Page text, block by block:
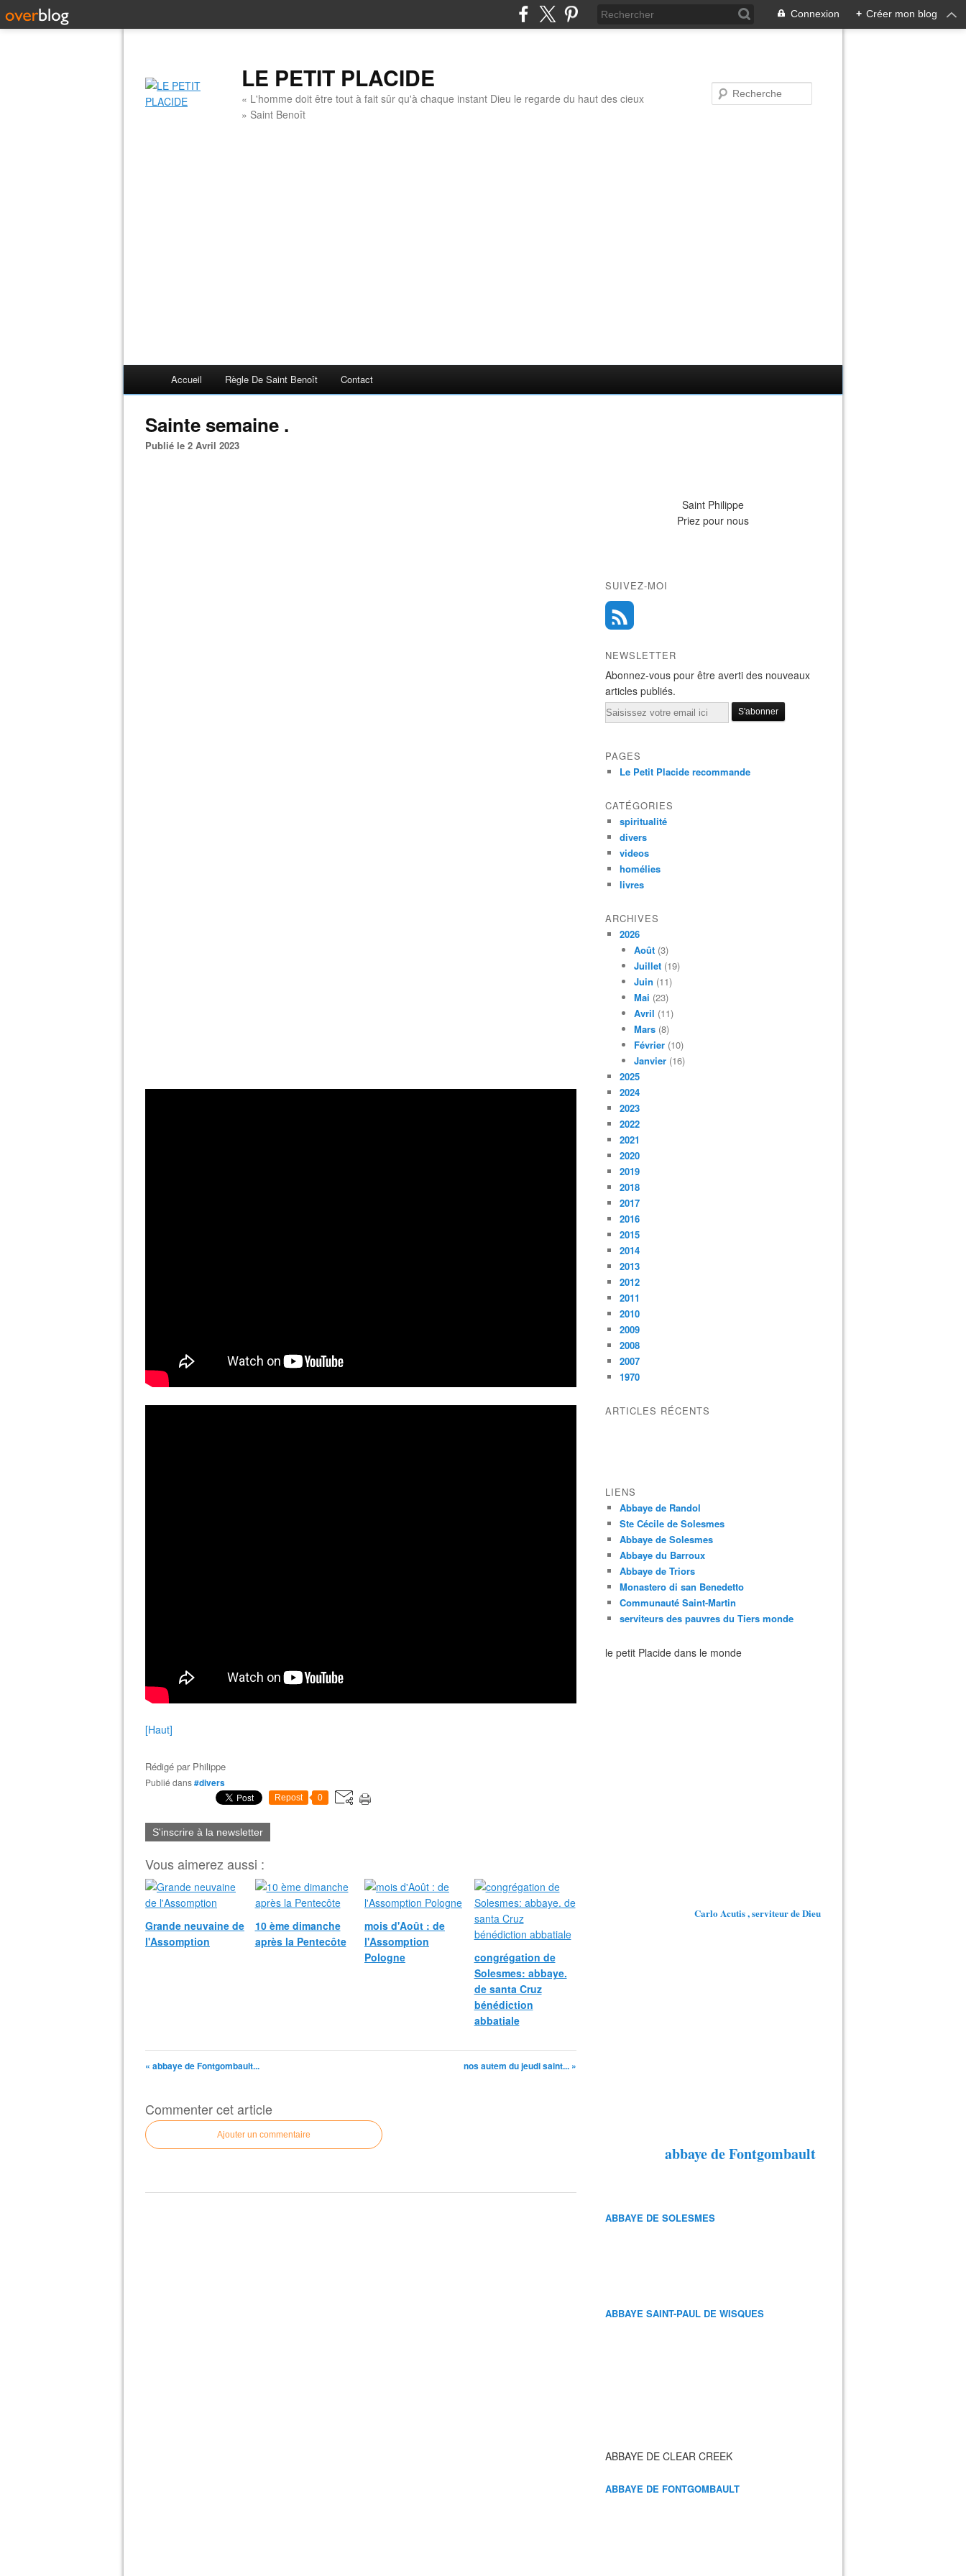
Connexion + Créer mon blog
LE PETIT PLACIDE
« L'homme doit être tout à fait sûr qu'à chaque instant Dieu le regarde du haut des cieux
» Saint Benoît
Accueil Règle De Saint Benoît Contact
Sainte semaine .
Publié le 2 Avril 2023
[Haut]
Rédigé par Philippe
Publié dans#divers
Repost 0
S'inscrire à la newsletter
Vous aimerez aussi :
Grande neuvaine de
l'Assomption
10 ème dimanche
après la Pentecôte
mois d'Août : de
l'Assomption
Pologne
congrégation de
Solesmes: abbaye.
de santa Cruz
bénédiction
abbatiale
« abbaye de Fontgombault... nos autem du jeudi saint... »
Commenter cet article
Ajouter un commentaire
Saint Philippe
Priez pour nous
SUIVEZ-MOI
NEWSLETTER
Abonnez-vous pour être averti des nouveaux
articles publiés.
Email
PAGES
Le Petit Placide recommande
CATÉGORIES
spiritualité
divers
videos
homélies
livres
ARCHIVES
2026
Août (3)
Juillet (19)
Juin (11)
Mai (23)
Avril (11)
Mars (8)
Février (10)
Janvier (16)
2025
2024
2023
2022
2021
2020
2019
2018
2017
2016
2015
2014
2013
2012
2011
2010
2009
2008
2007
1970
ARTICLES RÉCENTS
LIENS
Abbaye de Randol
Ste Cécile de Solesmes
Abbaye de Solesmes
Abbaye du Barroux
Abbaye de Triors
Monastero di san Benedetto
Communauté Saint-Martin
serviteurs des pauvres du Tiers monde
le petit Placide dans le monde
Carlo Acutis , serviteur de Dieu
abbaye de Fontgombault
ABBAYE DE SOLESMES
ABBAYE SAINT-PAUL DE WISQUES
ABBAYE DE CLEAR CREEK
ABBAYE DE FONTGOMBAULT